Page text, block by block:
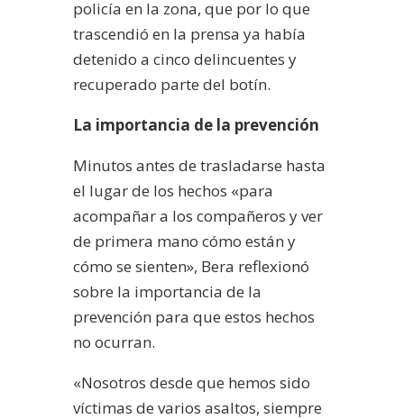
policía en la zona, que por lo que
trascendió en la prensa ya había
detenido a cinco delincuentes y
recuperado parte del botín.
La importancia de la prevención
Minutos antes de trasladarse hasta
el lugar de los hechos «para
acompañar a los compañeros y ver
de primera mano cómo están y
cómo se sienten», Bera reflexionó
sobre la importancia de la
prevención para que estos hechos
no ocurran.
«Nosotros desde que hemos sido
víctimas de varios asaltos, siempre